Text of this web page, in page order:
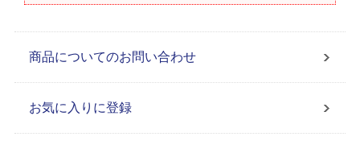
商品についてのお問い合わせ
お気に入りに登録